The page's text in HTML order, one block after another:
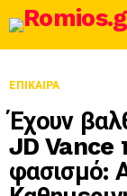
ΕΠΊΚΑΙΡΑ
Έχουν
JD Vance
φασισμό: